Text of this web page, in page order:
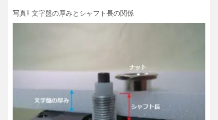
写真⇩ 文字盤の厚みとシャフト長の関係